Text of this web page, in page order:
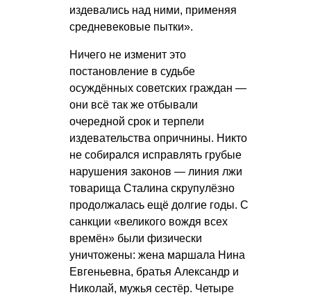
издевались над ними, применяя
средневековые пытки».
Ничего не изменит это
постановление в судьбе
осуждённых советских граждан —
они всё так же отбывали
очередной срок и терпели
издевательства опричнины. Никто
не собирался исправлять грубые
нарушения законов — линия лжи
товарища Сталина скрупулёзно
продолжалась ещё долгие годы. С
санкции «великого вождя всех
времён» были физически
уничтожены: жена маршала Нина
Евгеньевна, братья Александр и
Николай, мужья сестёр. Четыре